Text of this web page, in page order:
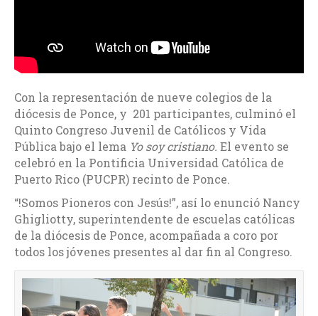
Con la representación de nueve colegios de la
diócesis de Ponce, y 201 participantes, culminó el
Quinto Congreso Juvenil de Católicos y Vida
Pública bajo el lema Yo soy cristiano. El evento se
celebró en la Pontificia Universidad Católica de
Puerto Rico (PUCPR) recinto de Ponce.
“!Somos Pioneros con Jesús!”, así lo enunció Nancy
Ghigliotty, superintendente de escuelas católicas
de la diócesis de Ponce, acompañada a coro por
todos los jóvenes presentes al dar fin al Congreso.